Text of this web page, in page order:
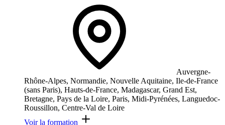
Auvergne-
Rhône-Alpes, Normandie, Nouvelle Aquitaine, Ile-de-France
(sans Paris), Hauts-de-France, Madagascar, Grand Est,
Bretagne, Pays de la Loire, Paris, Midi-Pyrénées, Languedoc-
Roussillon, Centre-Val de Loire
Voir la formation